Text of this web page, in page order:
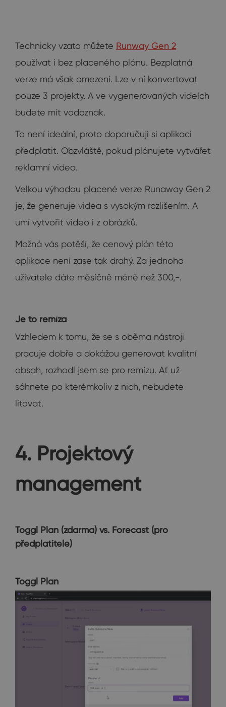
Technicky vzato můžete Runway Gen 2
používat i bez placeného plánu. Bezplatná
verze má však omezení. Lze v ní konvertovat
pouze 3 projekty. A ve vygenerovaných videích
budete mít vodoznak.
To není ideální, proto doporučuji si aplikaci
předplatit. Obzvláště, pokud plánujete vytvářet
reklamní videa.
Velkou výhodou placené verze Runaway Gen 2
je, že generuje videa s vysokým rozlišením. A
umí vytvořit video i z obrázků.
Možná vás potěší, že cenový plán této
aplikace není zase tak drahý. Za jednoho
uživatele dáte měsíčně méně než 300,-.
Je to remíza
Vzhledem k tomu, že se s oběma nástroji
pracuje dobře a dokážou generovat kvalitní
obsah, rozhodl jsem se pro remízu. Ať už
sáhnete po kterémkoliv z nich, nebudete
litovat.
4. Projektový
management
Toggl Plan (zdarma) vs. Forecast (pro
předplatitele)
Toggl Plan